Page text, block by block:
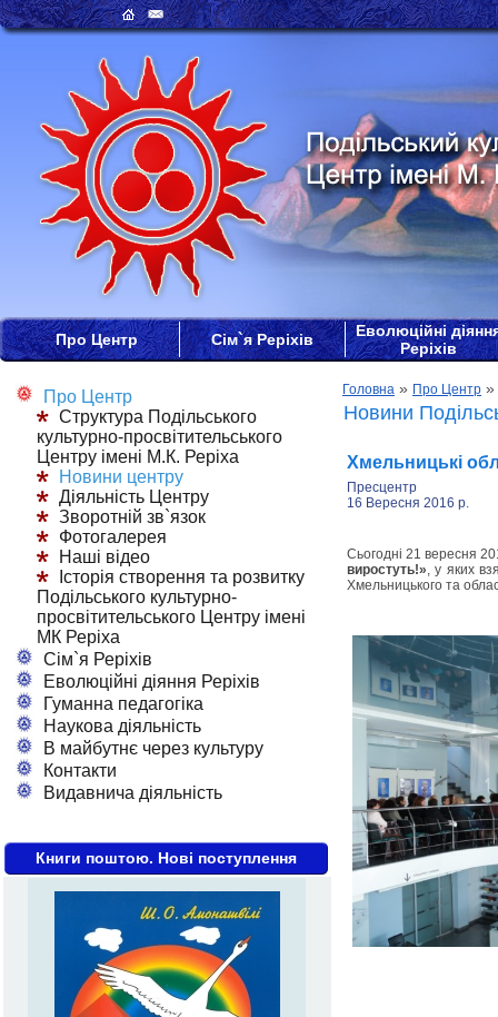
Про Центр Сім`я Реріхів
Еволюційні
Реріхів
Про Центр
Структура Подільського
культурно-просвітительського
Центру імені М.К. Реріха
Новини центру
Діяльність Центру
Зворотній зв`язок
Фотогалерея
Наші відео
Історія створення та розвитку
Подільського культурно-
просвітительського Центру імені
МК Реріха
Сім`я Реріхів
Еволюційні діяння Реріхів
Гуманна педагогіка
Наукова діяльність
В майбутнє через культуру
Контакти
Видавнича діяльність
Книги поштою. Нові поступлення
Головна » Про Центр »
Новини
Хмельницькі
Пресцентр
16 Вересня 2016 р.
Сьогодні 21 вересня
виростуть!», у яких
Хмельницького та